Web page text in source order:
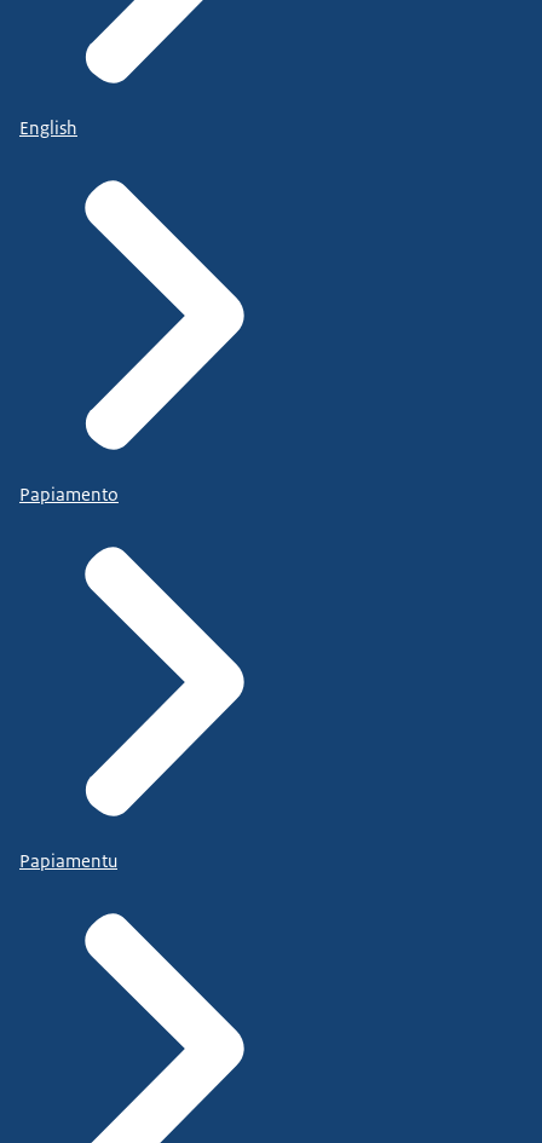
English
Papiamento
Papiamentu